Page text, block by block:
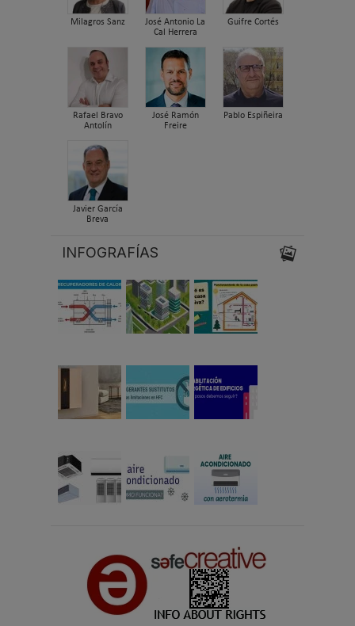
Milagros Sanz
José Antonio La
Cal Herrera
Guifre Cortés
Rafael Bravo
Antolín
José Ramón
Freire
Pablo Espiñeira
Javier García
Breva
INFOGRAFÍAS